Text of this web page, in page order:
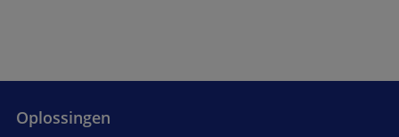
Oplossingen